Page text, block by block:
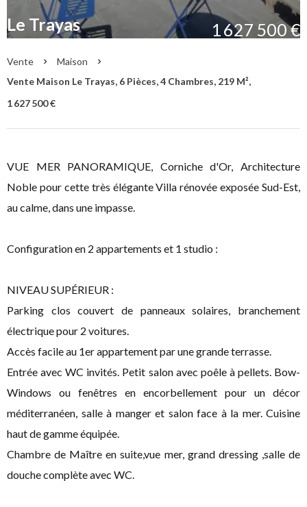
Le Trayas 1 627 500 €
Vente
Maison
Vente Maison Le Trayas, 6 Pièces, 4 Chambres, 219 M²,
1 627 500 €
VUE MER PANORAMIQUE, Corniche d'Or, Architecture
Noble pour cette très élégante Villa rénovée exposée Sud-Est,
au calme, dans une impasse.
Configuration en 2 appartements et 1 studio :
NIVEAU SUPÉRIEUR :
Parking clos couvert de panneaux solaires, branchement
électrique pour 2 voitures.
Accès facile au 1er appartement par une grande terrasse.
Entrée avec WC invités. Petit salon avec poêle à pellets. Bow-
Windows ou fenêtres en encorbellement pour un décor
méditerranéen, salle à manger et salon face à la mer. Cuisine
haut de gamme équipée.
Chambre de Maître en suite,vue mer, grand dressing ,salle de
douche complète avec WC.